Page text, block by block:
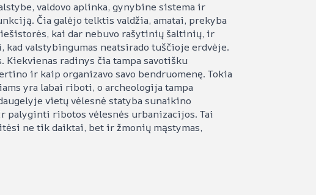
valdovo aplinka, gynybine sistema ir
Čia galėjo telktis valdžia, amatai, prekyba
kai dar nebuvo rašytinių šaltinių, ir
valstybingumas neatsirado tuščioje erdvėje.
radinys čia tampa savotišku
ir kaip organizavo savo bendruomenę. Tokia
yra labai riboti, o archeologija tampa
vietų vėlesnė statyba sunaikino
palyginti ribotos vėlesnės urbanizacijos. Tai
ne tik daiktai, bet ir žmonių mąstymas,